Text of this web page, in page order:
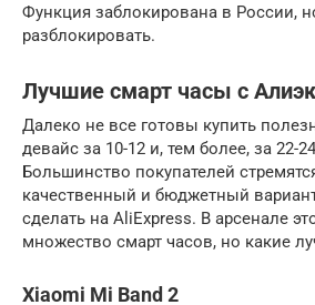
Функция заблокирована в России,
разблокировать.
Лучшие смарт часы с
Далеко не все готовы купить
девайс за 10-12 и, тем более, за 22-
Большинство покупателей
качественный и бюджетный
сделать на AliExpress. В арсенале
множество смарт часов, но какие
Xiaomi Mi Band 2